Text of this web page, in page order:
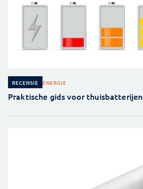
RECENSIE ENERGIE
Praktische gids voor thuisbatterijen